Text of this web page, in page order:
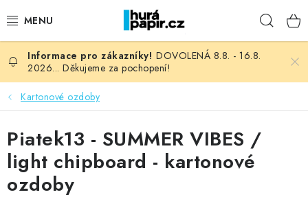
na
NOVINKY
HURÁ DÍLNA
VŠECHNO ZBOŽÍ
KNIHAŘSKÝ MATERIÁL
DOVOLENÁ 8.8. - 16.8.
2026... Děkujeme za pochopení!
Kartonové ozdoby
Piatek13 - SUMMER VIBES /
light chipboard - kartonové
ozdoby